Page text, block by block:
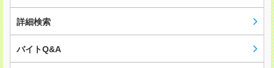
詳細検索
バイトQ&A